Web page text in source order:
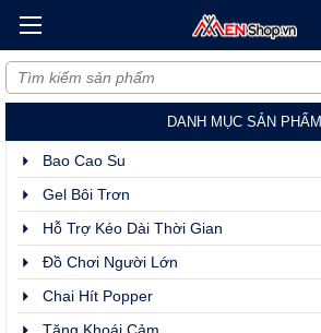
DANH MỤC SẢN PHẨM
Bao Cao Su
Gel Bôi Trơn
Hỗ Trợ Kéo Dài Thời Gian
Đồ Chơi Người Lớn
Chai Hít Popper